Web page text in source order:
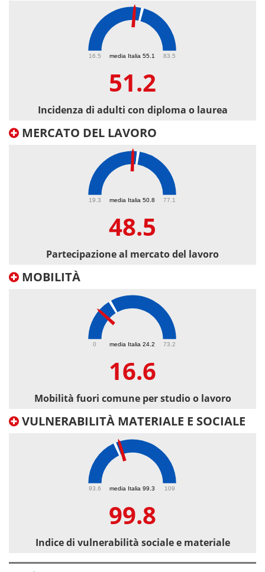
media Italia 55.1
16.5 83.5
51.2
Incidenza di adulti con diploma o laurea
MERCATO DEL LAVORO
media Italia 50.8
19.3 77.1
48.5
Partecipazione al mercato del lavoro
MOBILITÀ
media Italia 24.2
0 73.2
16.6
Mobilità fuori comune per studio o lavoro
VULNERABILITÀ MATERIALE E SOCIALE
media Italia 99.3
93.6 109
99.8
Indice di vulnerabilità sociale e materiale